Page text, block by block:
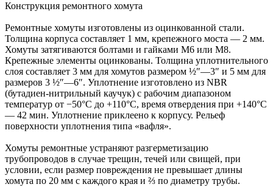
Конструкция ремонтного хомута
Ремонтные хомуты изготовлены из оцинкованной стали.
Толщина корпуса составляет 1 мм, крепежного моста — 2 мм.
Хомуты затягиваются болтами и гайками М6 или М8.
Крепежные элементы оцинкованы. Толщина уплотнительного
слоя составляет 3 мм для хомутов размером ½″—3″ и 5 мм для
размеров 3 ½″—6″. Уплотнение изготовлено из NBR
(бутадиен-нитрильный каучук) с рабочим диапазоном
температур от −50°С до +110°С, время отвердения при +140°С
— 42 мин. Уплотнение приклеено к корпусу. Рельеф
поверхности уплотнения типа «вафля».
Хомуты ремонтные устраняют разгерметизацию
трубопроводов в случае трещин, течей или свищей, при
условии, если размер повреждения не превышает длины
хомута по 20 мм с каждого края и ⅔ по диаметру трубы.